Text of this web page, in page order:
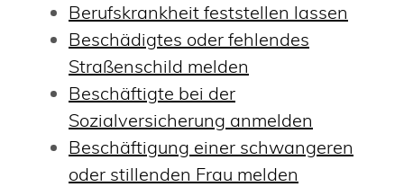
Berufskrankheit feststellen lassen
Beschädigtes oder fehlendes
Straßenschild melden
Beschäftigte bei der
Sozialversicherung anmelden
Beschäftigung einer schwangeren
oder stillenden Frau melden